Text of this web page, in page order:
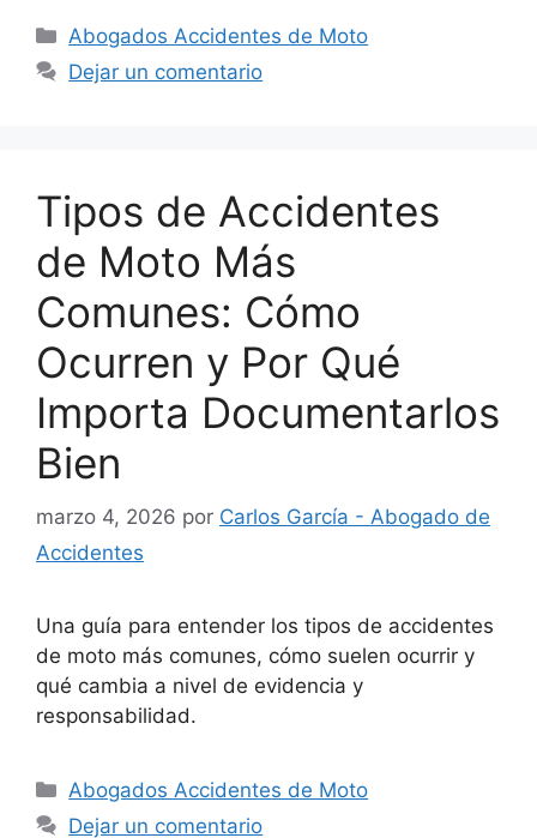
Categorías
Abogados Accidentes de Moto
Dejar un comentario
Tipos de Accidentes
de Moto Más
Comunes: Cómo
Ocurren y Por Qué
Importa Documentarlos
Bien
marzo 4, 2026 por Carlos García - Abogado de
Accidentes
Una guía para entender los tipos de accidentes
de moto más comunes, cómo suelen ocurrir y
qué cambia a nivel de evidencia y
responsabilidad.
Categorías
Abogados Accidentes de Moto
Dejar un comentario